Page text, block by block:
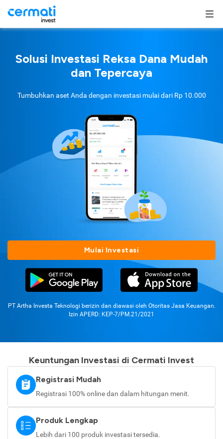
Solusi Investasi Reksa Dana Mudah
dan Tepercaya
Tumbuhkan aset Anda dengan investasi mulai dari Rp 10.000
Mulai Investasi
PT Artha Investa Teknologi berizin dan diawasi oleh Otoritas Jasa Keuangan.
Izin APERD: KEP-7/PM.21/2021
Keuntungan Investasi di Cermati Invest
Registrasi Mudah
Registrasi 100% online dan dalam hitungan menit.
Produk Lengkap
Lebih dari 100 produk investasi tersedia.